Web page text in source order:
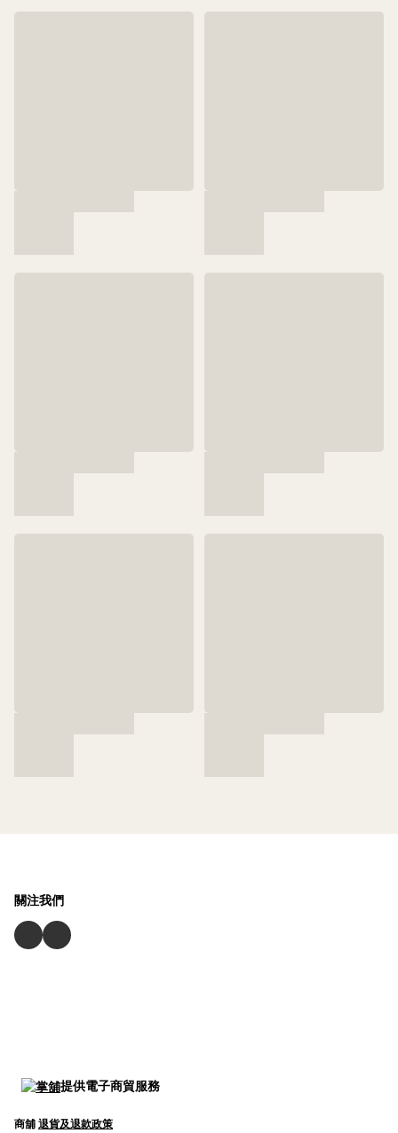
關注我們
提供電子商貿服務
商舖 退貨及退款政策